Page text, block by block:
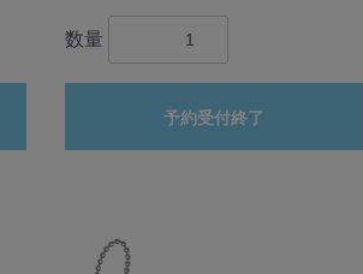
数量
予約受付終了